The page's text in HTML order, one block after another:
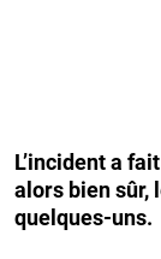
L’incident a
alors bien sûr,
quelques-uns.